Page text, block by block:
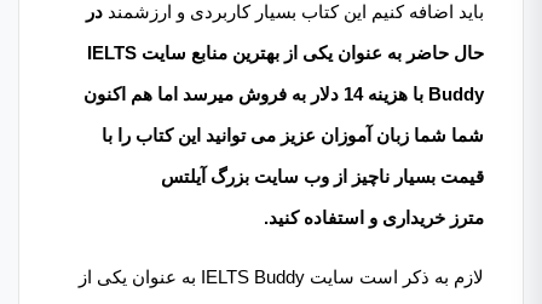
باید اضافه کنیم این کتاب بسیار کاربردی و ارزشمند در
حال حاضر به عنوان یکی از بهترین منابع سایت IELTS
Buddy با هزینه 14 دلار به فروش میرسد اما هم اکنون
شما شما زبان آموزان عزیز می توانید این کتاب را با
قیمت بسیار ناچیز از وب سایت بزرگ آیلتس
مترز خریداری و استفاده کنید.
لازم به ذکر است سایت IELTS Buddy به عنوان یکی از